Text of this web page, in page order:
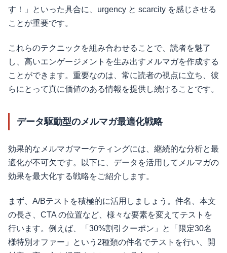
す！」といった具合に、urgency と scarcity を感じさせる
ことが重要です。
これらのテクニックを組み合わせることで、読者を魅了
し、高いエンゲージメントを生み出すメルマガを作成する
ことができます。重要なのは、常に読者の視点に立ち、彼
らにとって真に価値のある情報を提供し続けることです。
データ駆動型のメルマガ最適化戦略
効果的なメルマガマーケティングには、継続的な分析と最
適化が不可欠です。以下に、データを活用してメルマガの
効果を最大化する戦略をご紹介します。
まず、A/Bテストを積極的に活用しましょう。件名、本文
の長さ、CTA の位置など、様々な要素を変えてテストを
行います。例えば、「30%割引クーポン」と「限定30名
様特別オファー」という2種類の件名でテストを行い、開